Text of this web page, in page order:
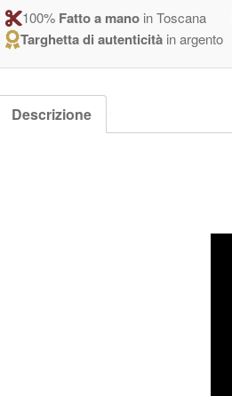
100% Fatto a mano in Toscana
Targhetta di autenticità in argento
Descrizione